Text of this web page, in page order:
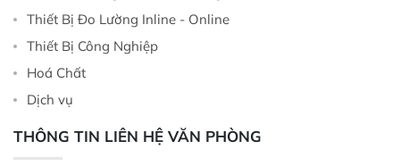
Thiết Bị Đo Lường Inline - Online
Thiết Bị Công Nghiệp
Hoá Chất
Dịch vụ
THÔNG TIN LIÊN HỆ VĂN PHÒNG